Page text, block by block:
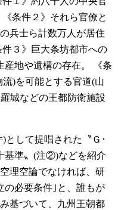
《条件２》それら官僚と
兵士ら計数万人が居住
件３》巨大条坊都市への
地や遺構の存在。
《条
)を可能とする官道(山
城などの王都防衛施設
として提唱された〝Ｇ･
基準〟(注②)などを紹介
理空論でなければ、研
の必要条件｣と、誰もが
基づいて、九州王朝都